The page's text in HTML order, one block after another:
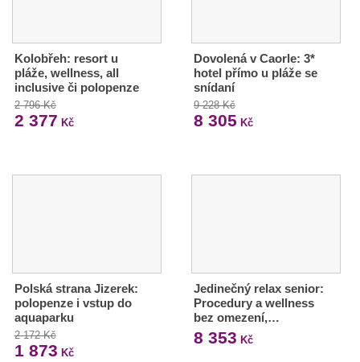
Kolobřeh: resort u
pláže, wellness, all
inclusive či polopenze
2 796 Kč
2 377 Kč
Dovolená v Caorle: 3*
hotel přímo u pláže se
snídaní
9 228 Kč
8 305 Kč
Polská strana Jizerek:
polopenze i vstup do
aquaparku
2 172 Kč
1 873 Kč
Jedinečný relax senior:
Procedury a wellness
bez omezení,…
8 353 Kč